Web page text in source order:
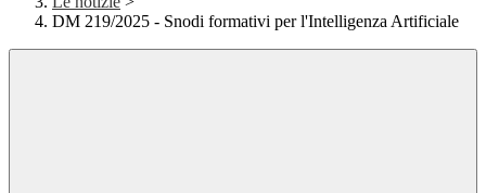
DM 219/2025 - Snodi formativi per l'Intelligenza Artificiale